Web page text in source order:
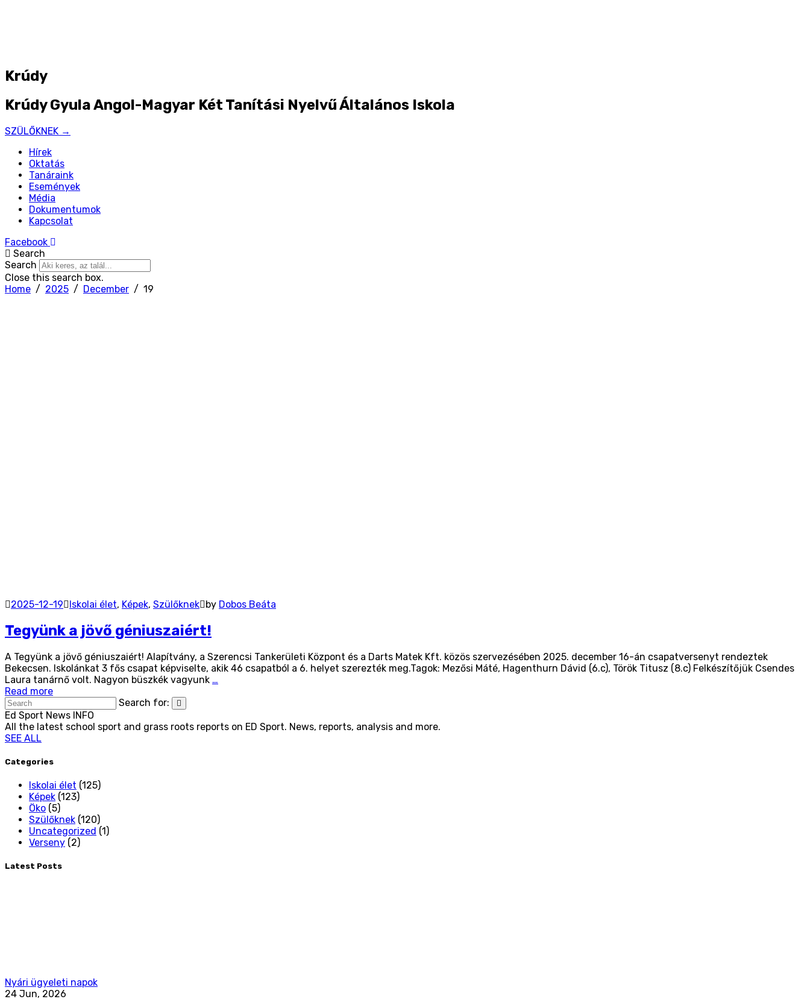
Krúdy
Krúdy Gyula Angol-Magyar Két Tanítási Nyelvű Általános Iskola
SZÜLŐKNEK →
Hírek
Oktatás
Tanáraink
Események
Média
Dokumentumok
Kapcsolat
Facebook
Search
Search
Close this search box.
Home
2025 December 19
2025-12-19 Iskolai élet, Képek, Szülőknek by Dobos Beáta
Tegyünk a jövő géniuszaiért!
A Tegyünk a jövő géniuszaiért! Alapítvány, a Szerencsi Tankerületi Központ és a Darts Matek Kft. közös szervezésében 2025. december 16-án csapatversenyt rendeztek
Bekecsen. Iskolánkat 3 fős csapat képviselte, akik 46 csapatból a 6. helyet szerezték meg.Tagok: Mezősi Máté, Hagenthurn Dávid (6.c), Török Titusz (8.c) Felkészítőjük Csendes
Laura tanárnő volt. Nagyon büszkék vagyunk …
Read more
Search for:
Ed Sport News INFO
All the latest school sport and grass roots reports on ED Sport. News, reports, analysis and more.
SEE ALL
Categories
Iskolai élet (125)
Képek (123)
Öko (5)
Szülőknek (120)
Uncategorized (1)
Verseny (2)
Latest Posts
Nyári ügyeleti napok
24 Jun, 2026